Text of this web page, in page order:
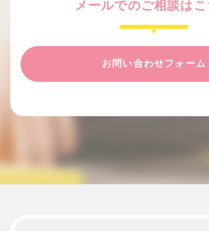
メールでのご相談はこ
お問い合わせフォーム